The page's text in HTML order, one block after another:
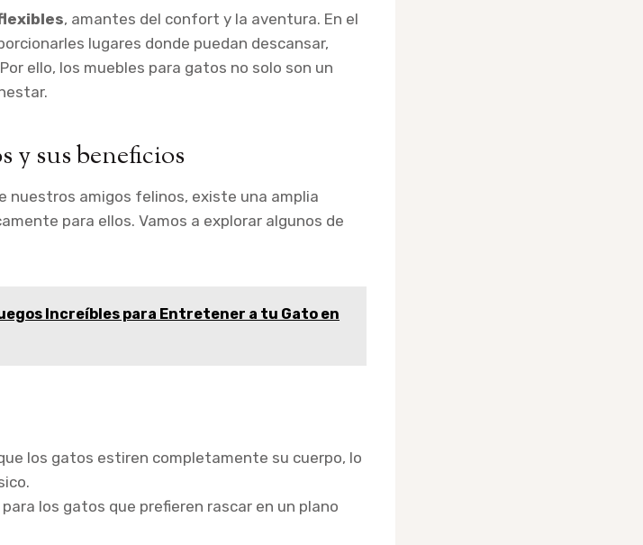
, amantes del confort y la aventura. En el
lugares donde puedan descansar,
ello, los muebles para gatos no solo son un
y sus beneficios
nuestros amigos felinos, existe una amplia
para ellos. Vamos a explorar algunos de
Increíbles para Entretener a tu Gato en
los gatos estiren completamente su cuerpo, lo
para los gatos que prefieren rascar en un plano